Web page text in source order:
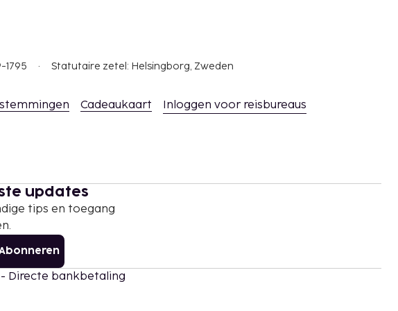
1795 Statutaire zetel: Helsingborg, Zweden
Cadeaukaart Inloggen voor reisbureaus
updates
tips en toegang